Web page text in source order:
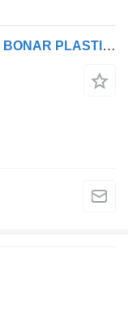
Tubo flessibile aspirazione aria MAN BONAR PLASTICS TGL 12.220 (01.05-) 81082010473 per trattore stradale MAN TGL, TGM, TGS, TGX (2005-2021)